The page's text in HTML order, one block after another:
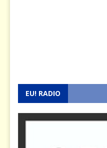
EU! RADIO